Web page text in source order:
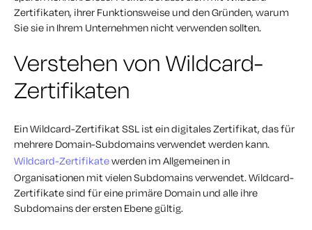
Zertifikaten, ihrer Funktionsweise und den Gründen, warum
Sie sie in Ihrem Unternehmen nicht verwenden sollten.
Verstehen von Wildcard-
Zertifikaten
Ein Wildcard-Zertifikat SSL ist ein digitales Zertifikat, das für
mehrere Domain-Subdomains verwendet werden kann.
Wildcard-Zertifikatewerden im Allgemeinen in
Organisationen mit vielen Subdomains verwendet. Wildcard-
Zertifikate sind für eine primäre Domain und alle ihre
Subdomains der ersten Ebene gültig.